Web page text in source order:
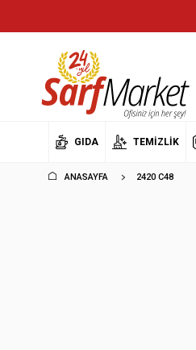
GIDA TEMIZLIK
ANASAYFA 2420 C48